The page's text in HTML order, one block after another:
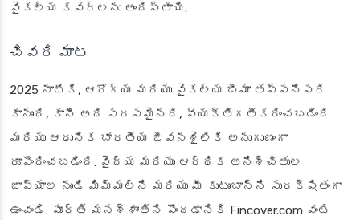
వైకల్య కవర్లను అందిస్తాయి.
చివరి మాట
2025 నాటికి, ఆరోగ్య మరియు వైకల్య బీమా తప్పనిసరి
కానుంది, కానీ అది సరసమైనది, వ్యక్తిగతీకరించబడింది
మరియు ఆధునిక భారతీయ జీవనశైలికి అనుగుణంగా
రూపొందించబడింది. వైద్య మరియు ఆర్థిక అనిశ్చితుల
జాప్యాల నుండి మిమ్మల్ని మరియు మీ కుటుంబాన్ని సురక్షితంగా
ఉంచండి. పూర్తి మనశ్శాంతిని పొందడానికి Fincover.com వంటి